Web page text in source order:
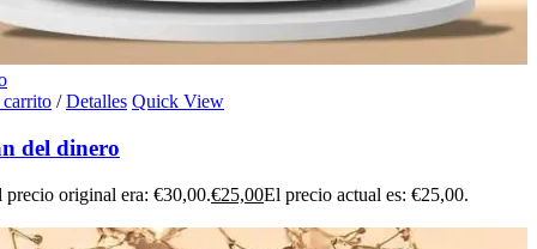
/ Detalles Quick View
del dinero
precio original era: €30,00.€25,00El precio actual es: €25,00.